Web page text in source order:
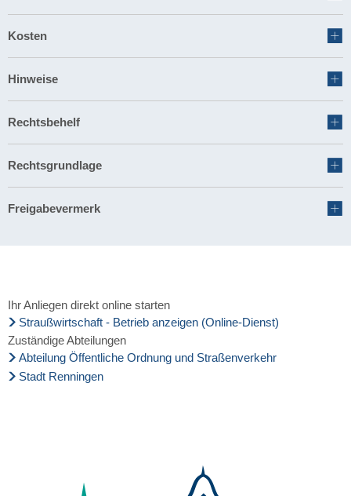
Kosten
Hinweise
Rechtsbehelf
Rechtsgrundlage
Freigabevermerk
Ihr Anliegen direkt online starten
Straußwirtschaft - Betrieb anzeigen (Online-Dienst)
Zuständige Abteilungen
Abteilung Öffentliche Ordnung und Straßenverkehr
Stadt Renningen